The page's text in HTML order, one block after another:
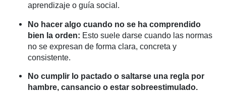
aprendizaje o guía social.
No hacer algo cuando no se ha comprendido
bien la orden: Esto suele darse cuando las normas
no se expresan de forma clara, concreta y
consistente.
No cumplir lo pactado o saltarse una regla por
hambre, cansancio o estar sobreestimulado.